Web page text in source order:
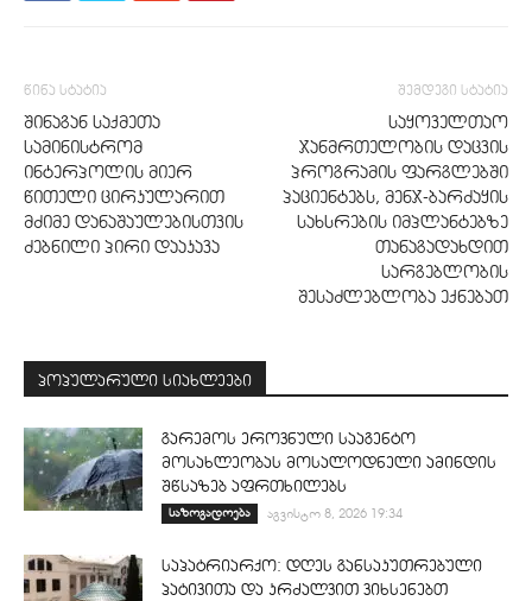
წინა სტატია
შინაგან საქმეთა
სამინისტრომ
ინტერპოლის მიერ
წითელი ცირკულარით
მძიმე დანაშაულებისთვის
ძებნილი პირი დააკავა
შემდეგი სტატია
საყოველთაო
ჯანმრთელობის დაცვის
პროგრამის ფარგლებში
პაციენტებს, მენჯ-ბარძაყის
სახსრების იმპლანტებზე
თანაგადახდით
სარგებლობის
შესაძლებლობა ექნებათ
პოპულარული სიახლეები
გარემოს ეროვნული სააგენტო
მოსახლეობას მოსალოდნელი ამინდის
შწსაზებ აფრთხილებს
საზოგადოება აგვისტო 8, 2026 19:34
საპატრიარქო: დღეს განსაკუთრებული
პატივითა და კრძალვით ვიხსენებთ